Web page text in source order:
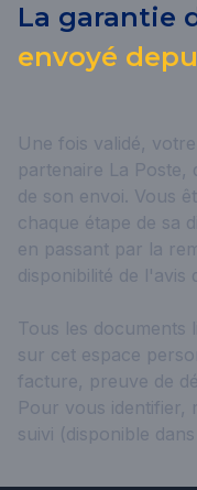
La garantie
envoyé
Une fois validé,
partenaire La Poste,
de son envoi. Vous
chaque étape de sa
en passant par la
disponibilité de l'avis
Tous les documents
sur cet espace
facture, preuve de
Pour vous identifier,
suivi (disponible